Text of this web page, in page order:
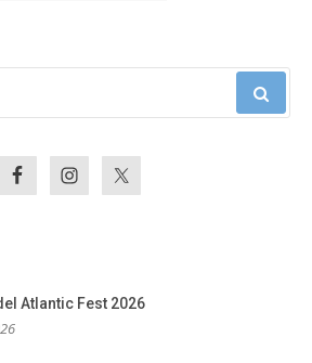
Atlantic Fest 2026